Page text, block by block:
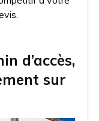
d’accès,
sur